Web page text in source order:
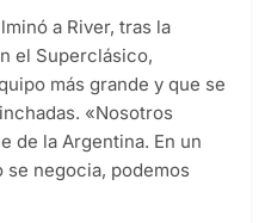
a River, tras la
el Superclásico,
más grande y que se
«Nosotros
de la Argentina. En un
negocia, podemos